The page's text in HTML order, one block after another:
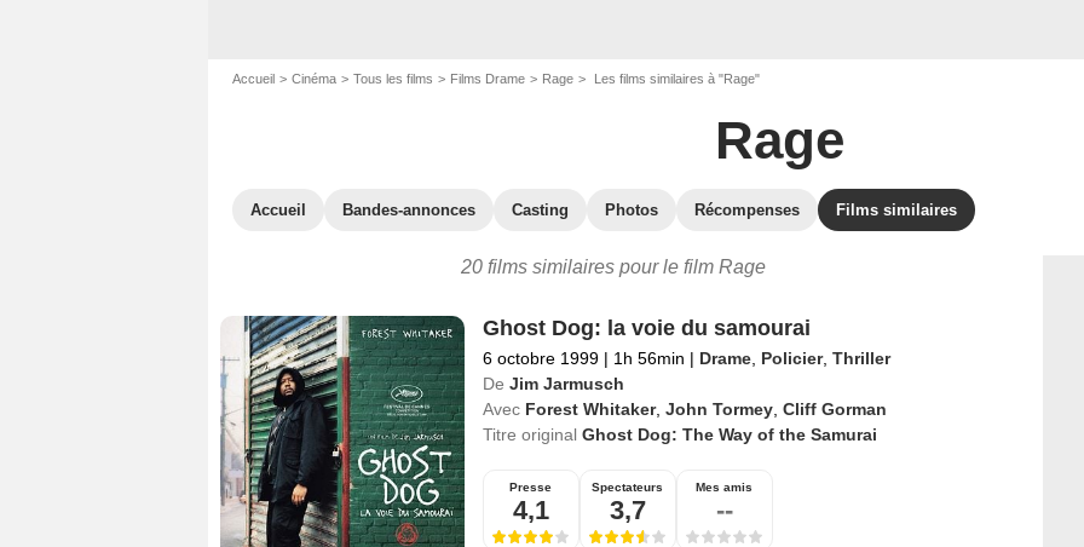
Accueil Cinéma Tous les films Films Drame Rage Les films similaires à "Rage"
Rage
Accueil Bandes-annonces Casting Photos Récompenses Films similaires
20 films similaires pour le film Rage
Ghost Dog: la voie du samourai
6 octobre 1999 | 1h 56min | Drame, Policier, Thriller
De Jim Jarmusch
Avec Forest Whitaker, John Tormey, Cliff Gorman
Titre original Ghost Dog: The Way of the Samurai
Presse
4,1
Spectateurs
3,7
Mes amis
--